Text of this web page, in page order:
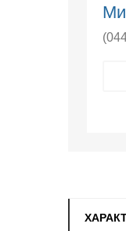
Ми